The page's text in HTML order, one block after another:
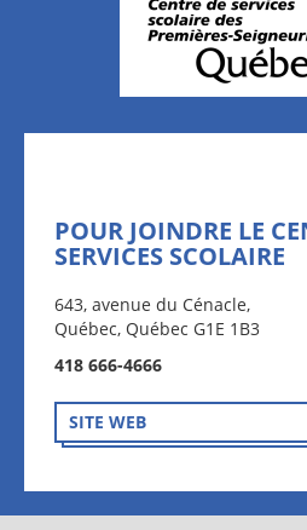
POUR JOINDRE LE
SERVICES SCOLAIRE
643, avenue du Cénacle,
Québec, Québec G1E 1B3
418 666-4666
SITE WEB